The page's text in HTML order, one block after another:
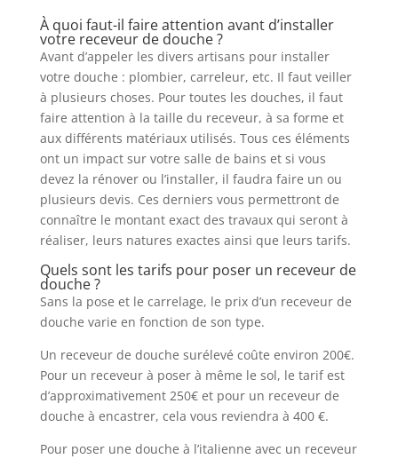
À quoi faut-il faire attention avant d’installer
votre receveur de douche ?
Avant d’appeler les divers artisans pour installer
votre douche : plombier, carreleur, etc. Il faut veiller
à plusieurs choses. Pour toutes les douches, il faut
faire attention à la taille du receveur, à sa forme et
aux différents matériaux utilisés. Tous ces éléments
ont un impact sur votre salle de bains et si vous
devez la rénover ou l’installer, il faudra faire un ou
plusieurs devis. Ces derniers vous permettront de
connaître le montant exact des travaux qui seront à
réaliser, leurs natures exactes ainsi que leurs tarifs.
Quels sont les tarifs pour poser un receveur de
douche ?
Sans la pose et le carrelage, le prix d’un receveur de
douche varie en fonction de son type.
Un receveur de douche surélevé coûte environ 200€.
Pour un receveur à poser à même le sol, le tarif est
d’approximativement 250€ et pour un receveur de
douche à encastrer, cela vous reviendra à 400 €.
Pour poser une douche à l’italienne avec un receveur